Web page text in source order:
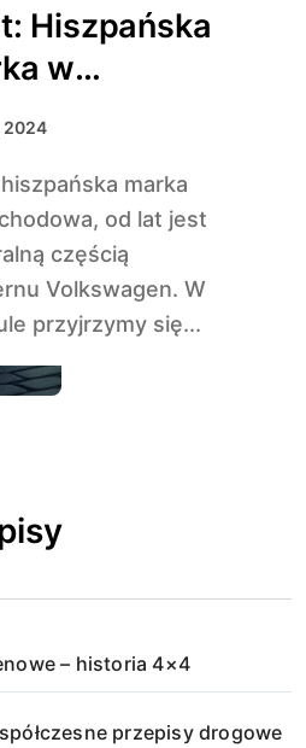
Hiszpańska
w
VW
2024
od lat jest
częścią
Volkswagen. W
przyjrzymy się...
– historia 4×4
przepisy drogowe